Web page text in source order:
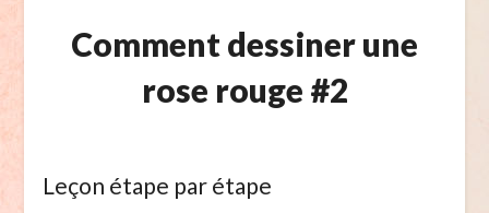
Comment dessiner une
rose rouge #2
Leçon étape par étape